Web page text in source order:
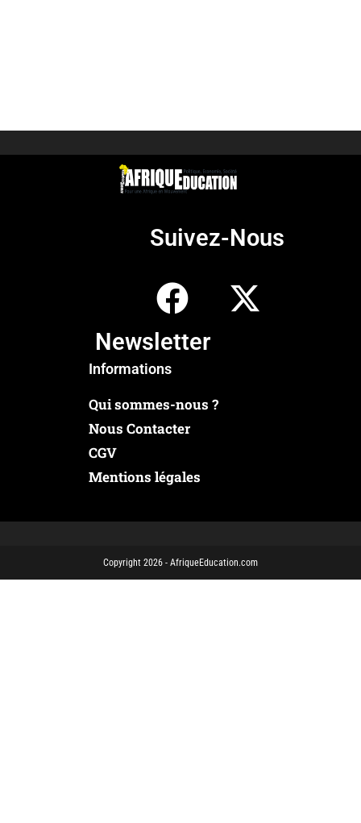
Suivez-Nous
Newsletter
Informations
Qui sommes-nous ?
Nous Contacter
CGV
Mentions légales
Copyright 2026 - AfriqueEducation.com